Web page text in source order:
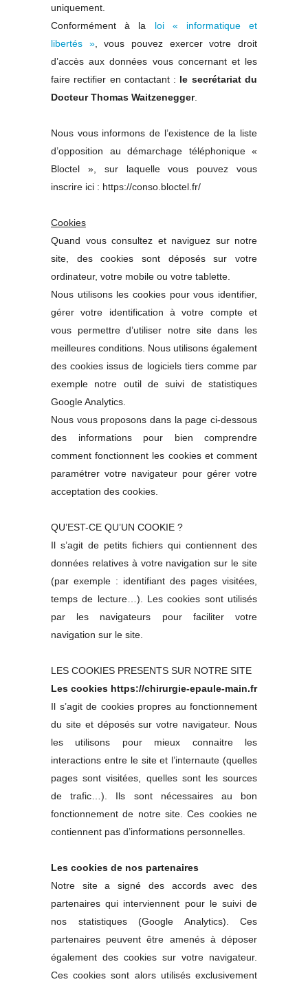
uniquement.
Conformément à la loi « informatique et
libertés », vous pouvez exercer votre droit
d’accès aux données vous concernant et les
faire rectifier en contactant : le secrétariat du
Docteur Thomas Waitzenegger.
Nous vous informons de l’existence de la liste
d’opposition au démarchage téléphonique «
Bloctel », sur laquelle vous pouvez vous
inscrire ici : https://conso.bloctel.fr/
Cookies
Quand vous consultez et naviguez sur notre
site, des cookies sont déposés sur votre
ordinateur, votre mobile ou votre tablette.
Nous utilisons les cookies pour vous identifier,
gérer votre identification à votre compte et
vous permettre d’utiliser notre site dans les
meilleures conditions. Nous utilisons également
des cookies issus de logiciels tiers comme par
exemple notre outil de suivi de statistiques
Google Analytics.
Nous vous proposons dans la page ci-dessous
des informations pour bien comprendre
comment fonctionnent les cookies et comment
paramétrer votre navigateur pour gérer votre
acceptation des cookies.
QU’EST-CE QU’UN COOKIE ?
Il s’agit de petits fichiers qui contiennent des
données relatives à votre navigation sur le site
(par exemple : identifiant des pages visitées,
temps de lecture…). Les cookies sont utilisés
par les navigateurs pour faciliter votre
navigation sur le site.
LES COOKIES PRESENTS SUR NOTRE SITE
Les cookies https://chirurgie-epaule-main.fr
Il s’agit de cookies propres au fonctionnement
du site et déposés sur votre navigateur. Nous
les utilisons pour mieux connaitre les
interactions entre le site et l’internaute (quelles
pages sont visitées, quelles sont les sources
de trafic…). Ils sont nécessaires au bon
fonctionnement de notre site. Ces cookies ne
contiennent pas d’informations personnelles.
Les cookies de nos partenaires
Notre site a signé des accords avec des
partenaires qui interviennent pour le suivi de
nos statistiques (Google Analytics). Ces
partenaires peuvent être amenés à déposer
également des cookies sur votre navigateur.
Ces cookies sont alors utilisés exclusivement